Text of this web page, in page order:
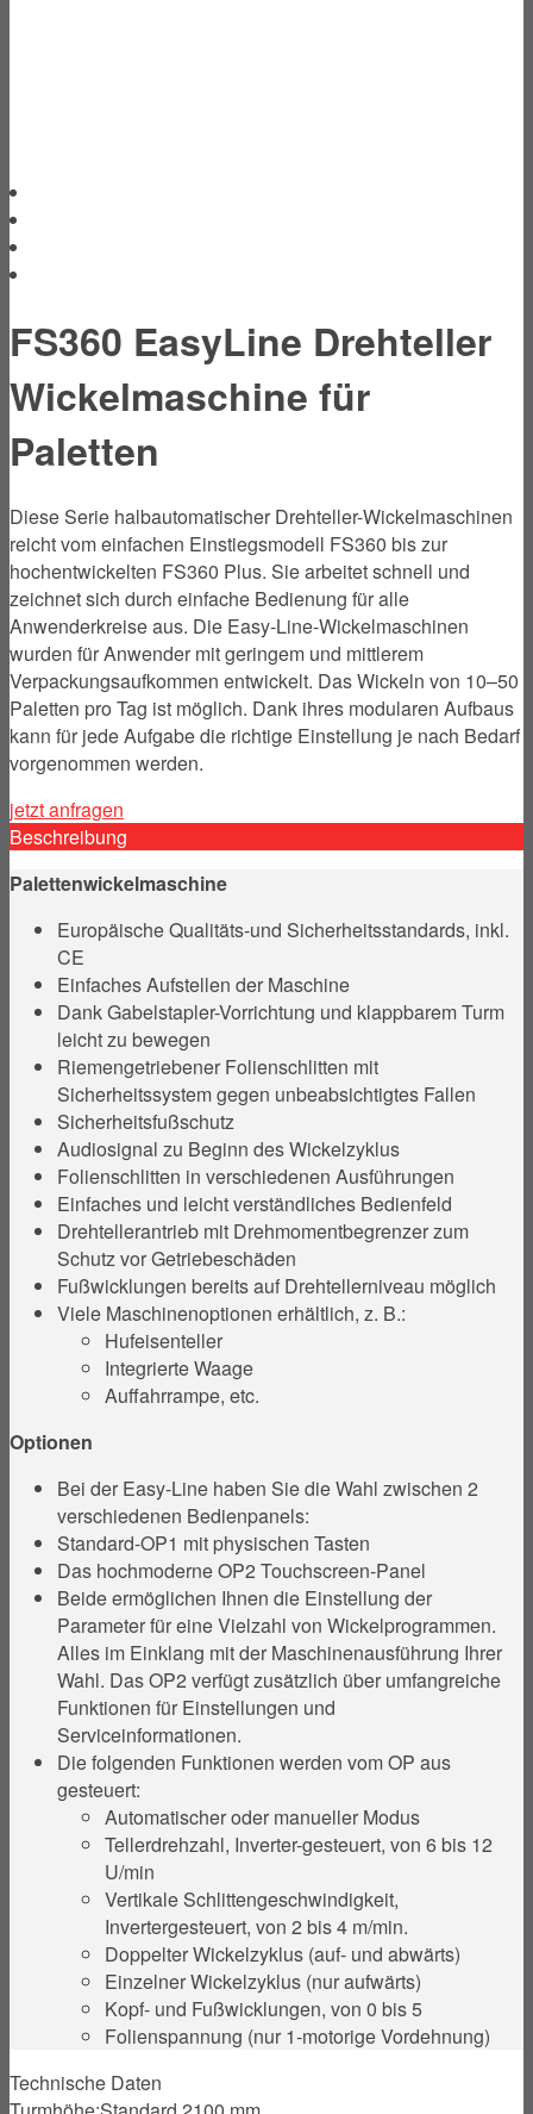
FS360 EasyLine Drehteller
Wickelmaschine für
Paletten
Diese Serie halbautomatischer Drehteller-Wickelmaschinen
reicht vom einfachen Einstiegsmodell FS360 bis zur
hochentwickelten FS360 Plus. Sie arbeitet schnell und
zeichnet sich durch einfache Bedienung für alle
Anwenderkreise aus. Die Easy-Line-Wickelmaschinen
wurden für Anwender mit geringem und mittlerem
Verpackungsaufkommen entwickelt. Das Wickeln von 10–50
Paletten pro Tag ist möglich. Dank ihres modularen Aufbaus
kann für jede Aufgabe die richtige Einstellung je nach Bedarf
vorgenommen werden.
jetzt anfragen
Beschreibung
Palettenwickelmaschine
Europäische Qualitäts-und Sicherheitsstandards, inkl.
CE
Einfaches Aufstellen der Maschine
Dank Gabelstapler-Vorrichtung und klappbarem Turm
leicht zu bewegen
Riemengetriebener Folienschlitten mit
Sicherheitssystem gegen unbeabsichtigtes Fallen
Sicherheitsfußschutz
Audiosignal zu Beginn des Wickelzyklus
Folienschlitten in verschiedenen Ausführungen
Einfaches und leicht verständliches Bedienfeld
Drehtellerantrieb mit Drehmomentbegrenzer zum
Schutz vor Getriebeschäden
Fußwicklungen bereits auf Drehtellerniveau möglich
Viele Maschinenoptionen erhältlich, z. B.:
Hufeisenteller
Integrierte Waage
Auffahrrampe, etc.
Optionen
Bei der Easy-Line haben Sie die Wahl zwischen 2
verschiedenen Bedienpanels:
Standard-OP1 mit physischen Tasten
Das hochmoderne OP2 Touchscreen-Panel
Beide ermöglichen Ihnen die Einstellung der
Parameter für eine Vielzahl von Wickelprogrammen.
Alles im Einklang mit der Maschinenausführung Ihrer
Wahl. Das OP2 verfügt zusätzlich über umfangreiche
Funktionen für Einstellungen und
Serviceinformationen.
Die folgenden Funktionen werden vom OP aus
gesteuert:
Automatischer oder manueller Modus
Tellerdrehzahl, Inverter-gesteuert, von 6 bis 12
U/min
Vertikale Schlittengeschwindigkeit,
Invertergesteuert, von 2 bis 4 m/min.
Doppelter Wickelzyklus (auf- und abwärts)
Einzelner Wickelzyklus (nur aufwärts)
Kopf- und Fußwicklungen, von 0 bis 5
Folienspannung (nur 1-motorige Vordehnung)
Technische Daten